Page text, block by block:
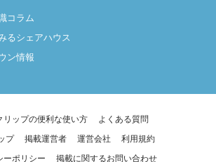
コラム
るシェアハウス
ン情報
リップの便利な使い方
よくある質問
プ
掲載運営者 運営会社
利用規約
ーポリシー
掲載に関するお問い合わせ